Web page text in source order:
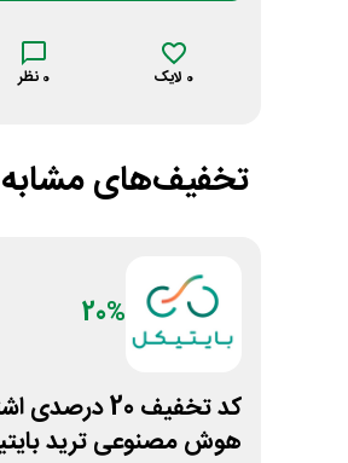
0 لایک 0 نظر
تخفیف‌های مشابه
20%
کد تخفیف 20
هوش مصنوعی ترید